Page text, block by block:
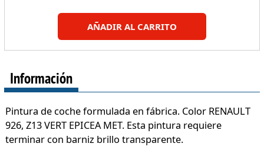
AÑADIR AL CARRITO
Información
Pintura de coche formulada en fábrica. Color RENAULT
926, Z13 VERT EPICEA MET. Esta pintura requiere
terminar con barniz brillo transparente.